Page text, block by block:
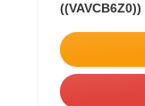
((VAVCB6Z0))